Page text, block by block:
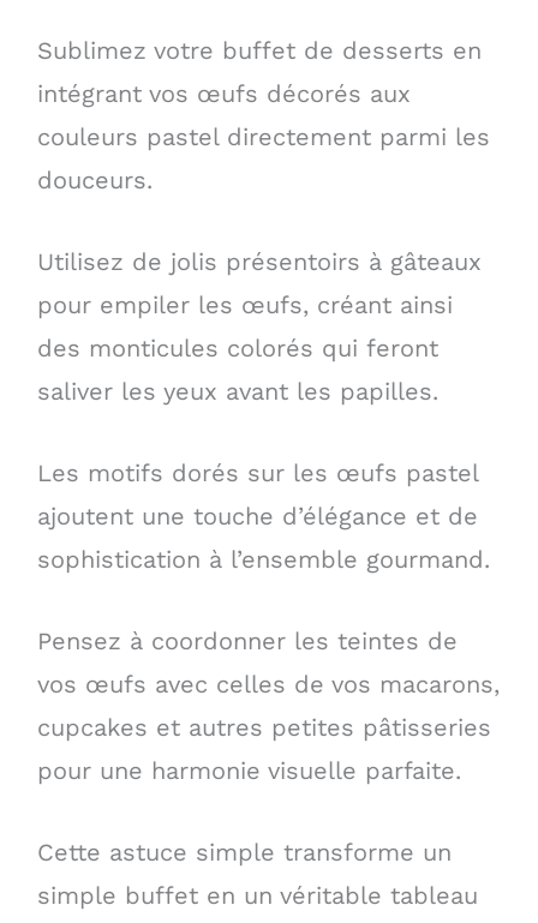
Sublimez votre buffet de desserts en
intégrant vos œufs décorés aux
couleurs pastel directement parmi les
douceurs.
Utilisez de jolis présentoirs à gâteaux
pour empiler les œufs, créant ainsi
des monticules colorés qui feront
saliver les yeux avant les papilles.
Les motifs dorés sur les œufs pastel
ajoutent une touche d’élégance et de
sophistication à l’ensemble gourmand.
Pensez à coordonner les teintes de
vos œufs avec celles de vos macarons,
cupcakes et autres petites pâtisseries
pour une harmonie visuelle parfaite.
Cette astuce simple transforme un
simple buffet en un véritable tableau